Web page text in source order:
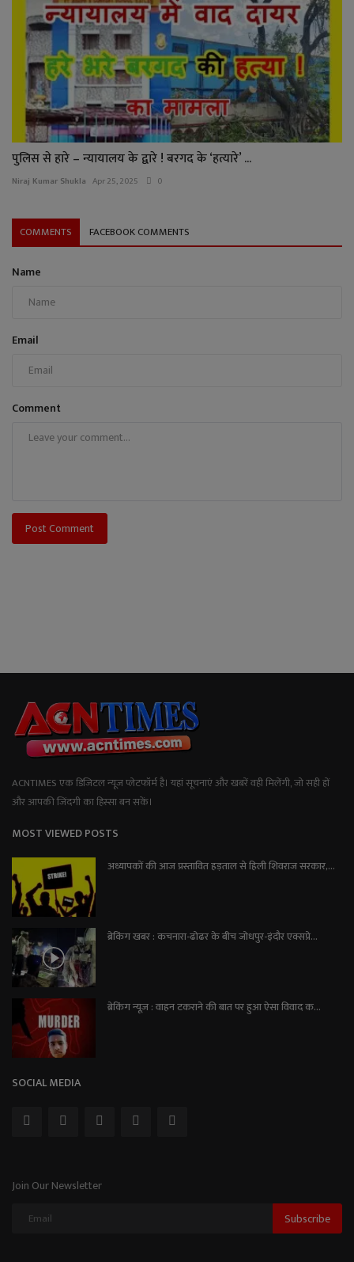
पुलिस से हारे – न्यायालय के द्वारे ! बरगद के ‘हत्यारे’ ...
Niraj Kumar Shukla Apr 25, 2025 0
COMMENTS FACEBOOK COMMENTS
Name
Email
Comment
Post Comment
ACNTIMES एक डिजिटल न्यूज प्लेटफॉर्म है। यहां सूचनाएं और खबरें वही मिलेंगी, जो सही हों
और आपकी जिंदगी का हिस्सा बन सकें।
MOST VIEWED POSTS
अध्यापकों की आज प्रस्तावित हड़ताल से हिली शिवराज सरकार,...
ब्रेकिंग खबर : कचनारा-ढोढर के बीच जोधपुर-इंदौर एक्सप्रे...
ब्रेकिंग न्यूज़ : वाहन टकराने की बात पर हुआ ऐसा विवाद क...
SOCIAL MEDIA
Join Our Newsletter
Subscribe